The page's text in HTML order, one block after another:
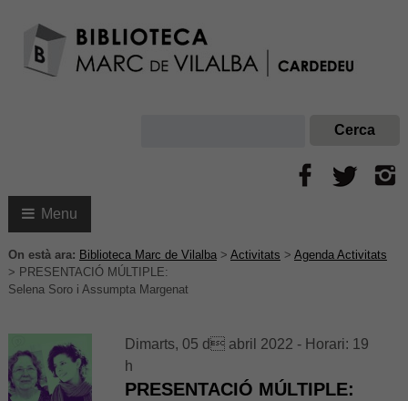
Menu
On està ara: Biblioteca Marc de Vilalba> Activitats > Agenda Activitats
> PRESENTACIÓ MÚLTIPLE:
Selena Soro i Assumpta Margenat
Dimarts, 05 d abril 2022 - Horari: 19
h
PRESENTACIÓ MÚLTIPLE: